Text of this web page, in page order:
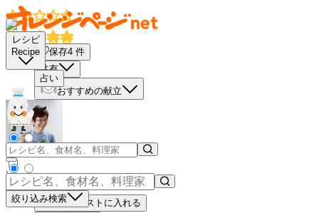
レシピ
Recipe
占い
絞り込み検索
保存4 件
共有
おすすめの献立
－
＋
買い物リストに入れる